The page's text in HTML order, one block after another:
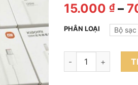
15.000 ₫ –
PHÂN LOẠI Bộ
Bộ Sạc Nhanh